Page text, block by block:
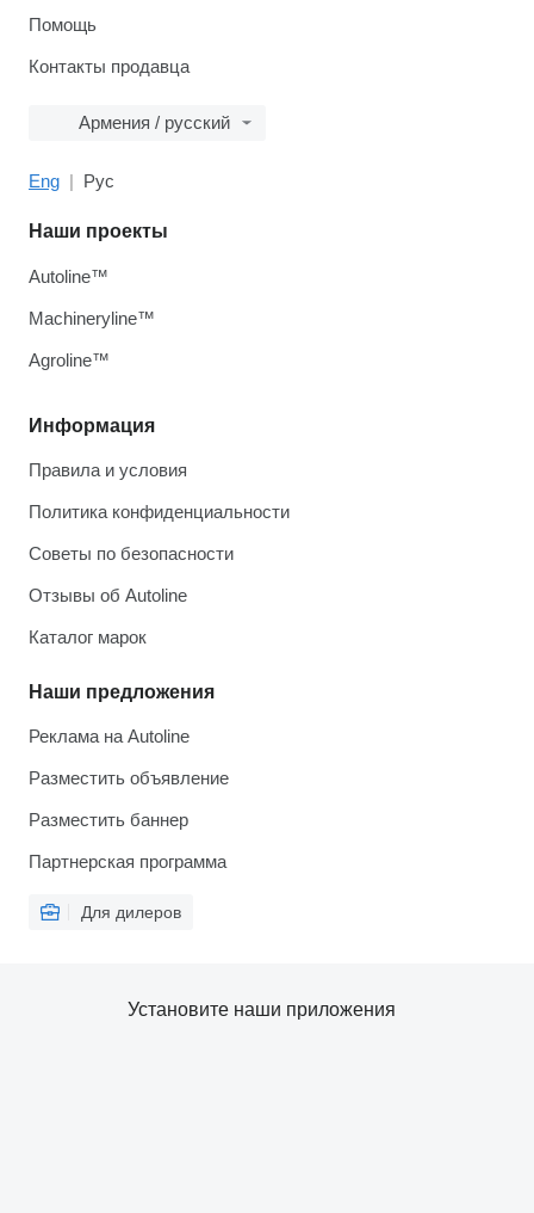
Помощь
Контакты продавца
Армения / русский
Eng Рус
Информация
Правила и условия
Политика конфиденциальности
Советы по безопасности
Отзывы об Autoline
Каталог марок
Наши предложения
Реклама на Autoline
Разместить объявление
Разместить баннер
Партнерская программа
Для дилеров
Наши проекты
Autoline™
Machineryline™
Agroline™
Установите наши приложения